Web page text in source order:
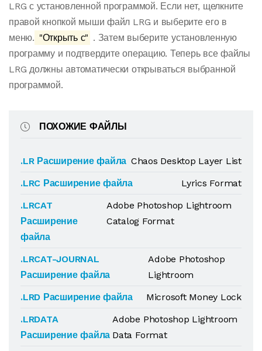
LRG с установленной программой. Если нет, щелкните
правой кнопкой мыши файл LRG и выберите его в
меню. "Открыть с" . Затем выберите установленную
программу и подтвердите операцию. Теперь все файлы
LRG должны автоматически открываться выбранной
программой.
ПОХОЖИЕ ФАЙЛЫ
.LR Расширение файла Chaos Desktop Layer List
.LRC Расширение файла
Lyrics Format
.LRCAT
Расширение
файла
Adobe Photoshop Lightroom
Catalog Format
.LRCAT-JOURNAL
Расширение файла
Adobe Photoshop
Lightroom
.LRD Расширение файла
Microsoft Money Lock
.LRDATA
Расширение файла
Adobe Photoshop Lightroom
Data Format